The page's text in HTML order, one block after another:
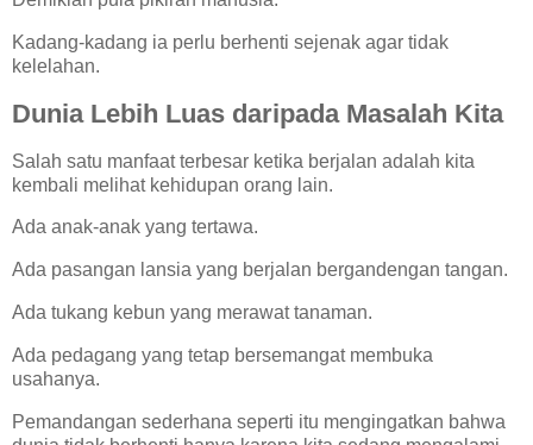
Kadang-kadang ia perlu berhenti sejenak agar tidak
kelelahan.
Dunia Lebih Luas daripada Masalah Kita
Salah satu manfaat terbesar ketika berjalan adalah kita
kembali melihat kehidupan orang lain.
Ada anak-anak yang tertawa.
Ada pasangan lansia yang berjalan bergandengan tangan.
Ada tukang kebun yang merawat tanaman.
Ada pedagang yang tetap bersemangat membuka
usahanya.
Pemandangan sederhana seperti itu mengingatkan bahwa